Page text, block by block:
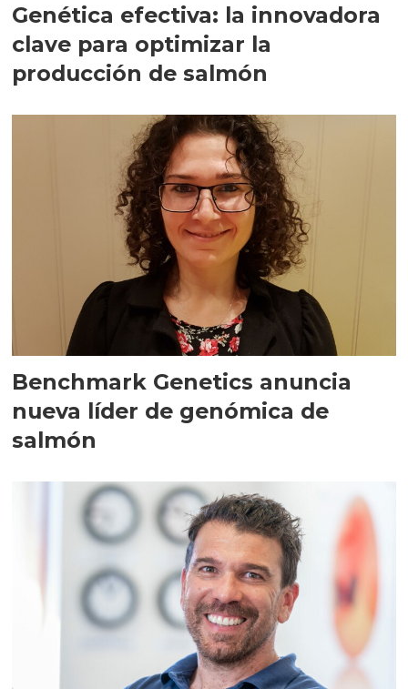
Genética efectiva: la innovadora
clave para optimizar la
producción de salmón
Benchmark Genetics anuncia
nueva líder de genómica de
salmón